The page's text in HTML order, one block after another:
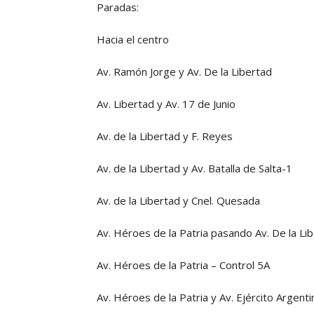
Paradas:
Hacia el centro
Av. Ramón Jorge y Av. De la Libertad
Av. Libertad y Av. 17 de Junio
Av. de la Libertad y F. Reyes
Av. de la Libertad y Av. Batalla de Salta-1
Av. de la Libertad y Cnel. Quesada
Av. Héroes de la Patria pasando Av. De la
Av. Héroes de la Patria – Control 5A
Av. Héroes de la Patria y Av. Ejército